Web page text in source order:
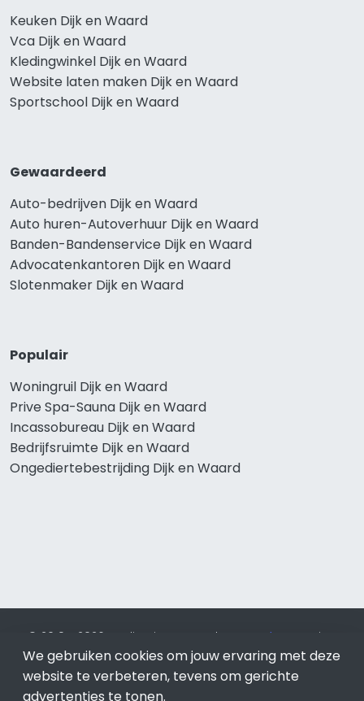
Keuken Dijk en Waard
Vca Dijk en Waard
Kledingwinkel Dijk en Waard
Website laten maken Dijk en Waard
Sportschool Dijk en Waard
Gewaardeerd
Auto-bedrijven Dijk en Waard
Auto huren-Autoverhuur Dijk en Waard
Banden-Bandenservice Dijk en Waard
Advocatenkantoren Dijk en Waard
Slotenmaker Dijk en Waard
Populair
Woningruil Dijk en Waard
Prive Spa-Sauna Dijk en Waard
Incassobureau Dijk en Waard
Bedrijfsruimte Dijk en Waard
Ongediertebestrijding Dijk en Waard
© 2019 - 2026 Realisatie en SEO door SEO-bureau
Lion
Internet. Betaal alleen voor bewezen resultaten?SEO
optimalisatie No Cure No Pay.Dijk en Waardis onderdeel
van Lion Internet.
We gebruiken cookies om jouw ervaring met deze
website te verbeteren, tevens om gerichte
advertenties te tonen.